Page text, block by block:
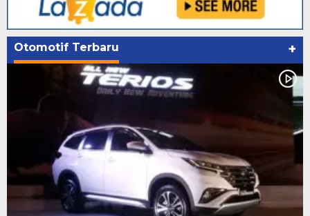
Otomotif Terbaru +